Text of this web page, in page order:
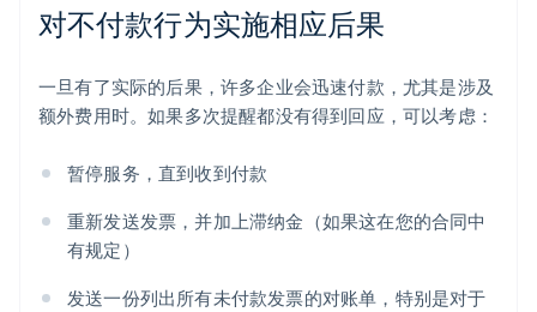
对不付款行为实施相应后果
一旦有了实际的后果，许多企业会迅速付款，尤其是涉及
额外费用时。如果多次提醒都没有得到回应，可以考虑：
暂停服务，直到收到付款
重新发送发票，并加上滞纳金（如果这在您的合同中
有规定）
发送一份列出所有未付款发票的对账单，特别是对于